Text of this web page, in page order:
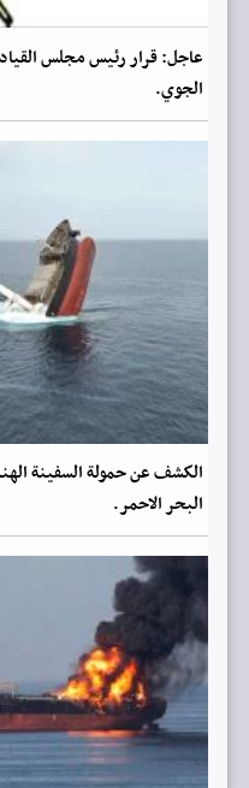
عاجل: قرار رئيس مجلس
الجوي.
الكشف عن حمولة السفينة
البحر الاحمر.